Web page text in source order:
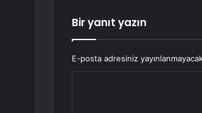
Bir yanıt yazın
E-posta adresiniz